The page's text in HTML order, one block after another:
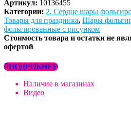
Артикул: 10136455
Категории: 2. Сердце шары
Товары для праздника, Шары
фольгированные с рисунком
Стоимость товара и остатки не
офертой
ПОДРОБНЕЕ
Наличие в магазинах
Видео